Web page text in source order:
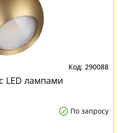
290088
LED лампами
По запросу